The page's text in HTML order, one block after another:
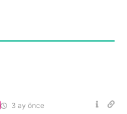
3 ay önce